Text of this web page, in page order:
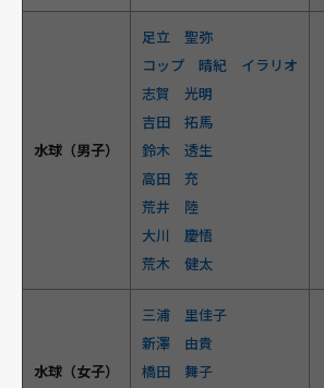
水球（男子）
足立 聖弥
コップ 晴紀 イラリオ
志賀 光明
吉田 拓馬
鈴木 透生
高田 充
荒井 陸
大川 慶悟
荒木 健太
水球（女子）
三浦 里佳子
新澤 由貴
橋田 舞子